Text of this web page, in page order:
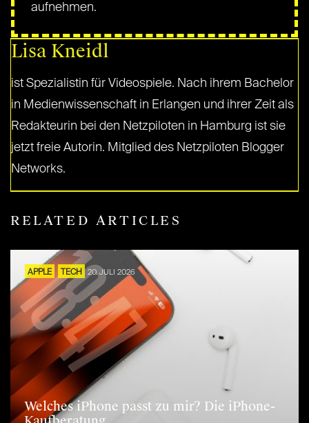
aufnehmen.
Lisa Kneidl
ist Spezialistin für Videospiele. Nach ihrem Bachelor
in Medienwissenschaft in Erlangen und ihrer Zeit als
Redakteurin bei den Netzpiloten in Hamburg ist sie
jetzt freie Autorin. Mitglied des Netzpiloten Blogger
Networks.
RELATED ARTICLES
APPLE TECH 20. JULI 2026
Welches iPhone passt zu mir? Die iPhone-